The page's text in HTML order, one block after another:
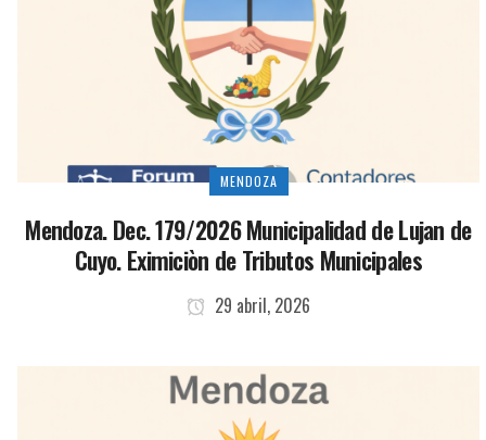
MENDOZA
Mendoza. Dec. 179/2026 Municipalidad de Lujan de
Cuyo. Eximiciòn de Tributos Municipales
29 abril, 2026